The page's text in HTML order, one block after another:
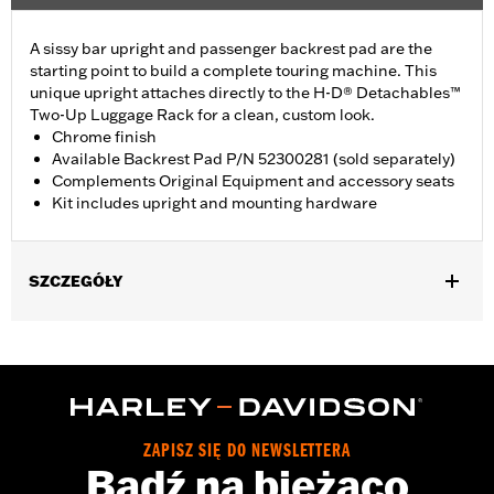
A sissy bar upright and passenger backrest pad are the
starting point to build a complete touring machine. This
unique upright attaches directly to the H-D® Detachables™
Two-Up Luggage Rack for a clean, custom look.
Chrome finish
Available Backrest Pad P/N 52300281 (sold separately)
Complements Original Equipment and accessory seats
Kit includes upright and mounting hardware
SZCZEGÓŁY
Round Bar
Sold In Units:Each
ZAPISZ SIĘ DO NEWSLETTERA